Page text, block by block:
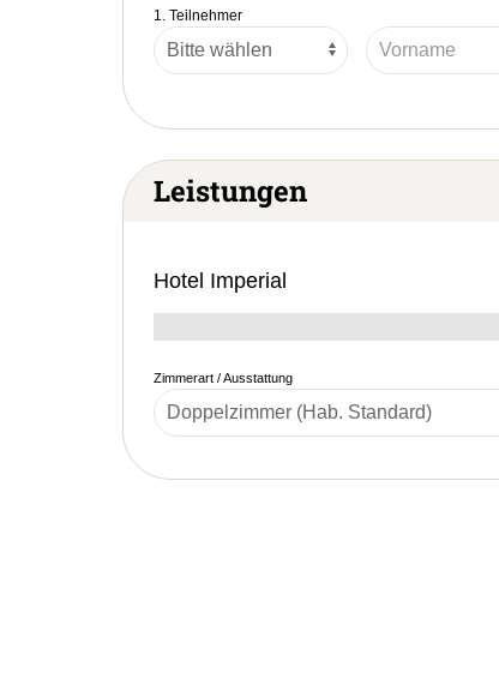
1. Teilnehmer
Leistungen
Hotel Imperial
Zimmerart / Ausstattung